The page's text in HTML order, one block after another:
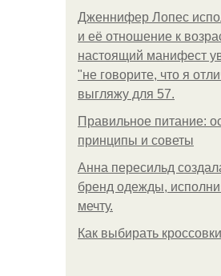
Дженнифер Лопес
и её отношение к
настоящий манифест
"не говорите, что я
выгляжу для 57.
Правильное питание:
принципы и советы
Анна пересильд
бренд одежды,
мечту.
Как выбирать